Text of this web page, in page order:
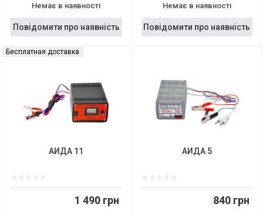
Немає в наявності
Повідомити про наявність
Немає в наявності
Повідомити про наявність
Бесплатная доставка
АИДА 11
1 490 грн
АИДА 5
840 грн